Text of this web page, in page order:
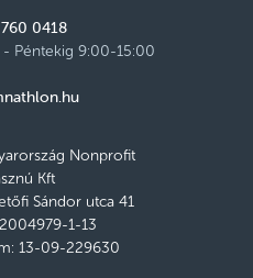
0418
Péntekig 9:00-15:00
Nonprofit
Kft
Sándor utca 41
1-13
13-09-229630